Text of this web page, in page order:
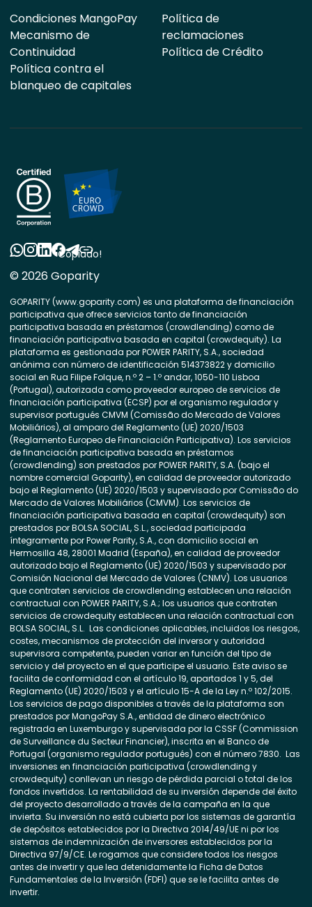
Condiciones MangoPay
Mecanismo de
Continuidad
Política contra el
blanqueo de capitales
Política de
reclamaciones
Política de Crédito
© 2026 Goparity
GOPARITY (www.goparity.com) es una plataforma de financiación
participativa que ofrece servicios tanto de financiación
participativa basada en préstamos (crowdlending) como de
financiación participativa basada en capital (crowdequity). La
plataforma es gestionada por POWER PARITY, S.A., sociedad
anónima con número de identificación 514373822 y domicilio
social en Rua Filipe Folque, n.º 2 – 1.º andar, 1050-110 Lisboa
(Portugal), autorizada como proveedor europeo de servicios de
financiación participativa (ECSP) por el organismo regulador y
supervisor portugués CMVM (Comissão do Mercado de Valores
Mobiliários), al amparo del Reglamento (UE) 2020/1503
(Reglamento Europeo de Financiación Participativa). Los servicios
de financiación participativa basada en préstamos
(crowdlending) son prestados por POWER PARITY, S.A. (bajo el
nombre comercial Goparity), en calidad de proveedor autorizado
bajo el Reglamento (UE) 2020/1503 y supervisado por Comissão do
Mercado de Valores Mobiliários (CMVM). Los servicios de
financiación participativa basada en capital (crowdequity) son
prestados por BOLSA SOCIAL, S.L., sociedad participada
íntegramente por Power Parity, S.A., con domicilio social en
Hermosilla 48, 28001 Madrid (España), en calidad de proveedor
autorizado bajo el Reglamento (UE) 2020/1503 y supervisado por
Comisión Nacional del Mercado de Valores (CNMV). Los usuarios
que contraten servicios de crowdlending establecen una relación
contractual con POWER PARITY, S.A.; los usuarios que contraten
servicios de crowdequity establecen una relación contractual con
BOLSA SOCIAL, S.L. Las condiciones aplicables, incluidos los riesgos,
costes, mecanismos de protección del inversor y autoridad
supervisora competente, pueden variar en función del tipo de
servicio y del proyecto en el que participe el usuario. Este aviso se
facilita de conformidad con el artículo 19, apartados 1 y 5, del
Reglamento (UE) 2020/1503 y el artículo 15-A de la Ley n.º 102/2015.
Los servicios de pago disponibles a través de la plataforma son
prestados por MangoPay S.A., entidad de dinero electrónico
registrada en Luxemburgo y supervisada por la CSSF (Commission
de Surveillance du Secteur Financier), inscrita en el Banco de
Portugal (organismo regulador portugués) con el número 7830. Las
inversiones en financiación participativa (crowdlending y
crowdequity) conllevan un riesgo de pérdida parcial o total de los
fondos invertidos. La rentabilidad de su inversión depende del éxito
del proyecto desarrollado a través de la campaña en la que
invierta. Su inversión no está cubierta por los sistemas de garantía
de depósitos establecidos por la Directiva 2014/49/UE ni por los
sistemas de indemnización de inversores establecidos por la
Directiva 97/9/CE. Le rogamos que considere todos los riesgos
antes de invertir y que lea detenidamente la Ficha de Datos
Fundamentales de la Inversión (FDFI) que se le facilita antes de
invertir.
Copiado!